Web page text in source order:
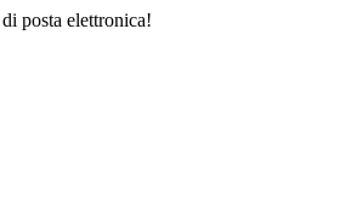
posta elettronica!